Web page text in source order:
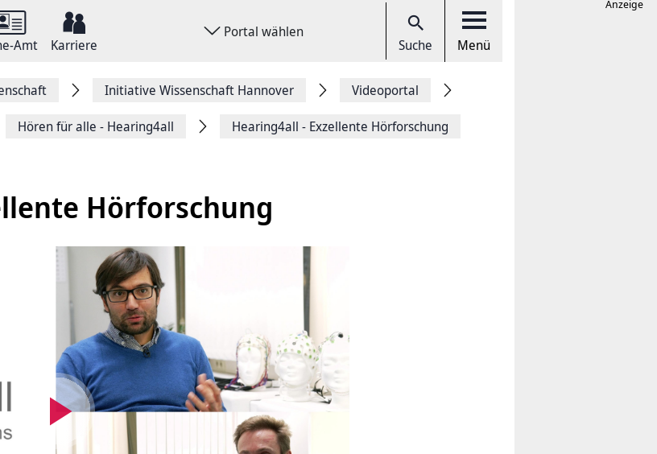
Amt Karriere
Portal wählen
Suche Menü
Initiative Wissenschaft Hannover Videoportal
Hören für alle - Hearing4all Hearing4all - Exzellente Hörforschung
Hörforschung
Video
Anzeige